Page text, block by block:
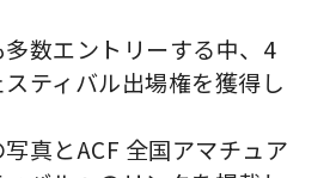
数エントリーする中、4
ティバル出場権を獲得し
真とACF 全国アマチュア